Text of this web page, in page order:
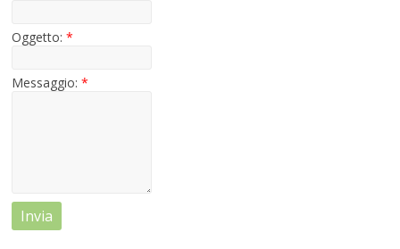
Oggetto:*
Messaggio:*